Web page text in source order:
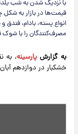
با نزدیک شدن به شب
انواع پسته، بادام، فندق
مصرف‌کنندگان را با شوک
به گزارشپارسینه، به
خشکبار در دوازدهم آبان ۱۴۰۴ به شرح زیر است: